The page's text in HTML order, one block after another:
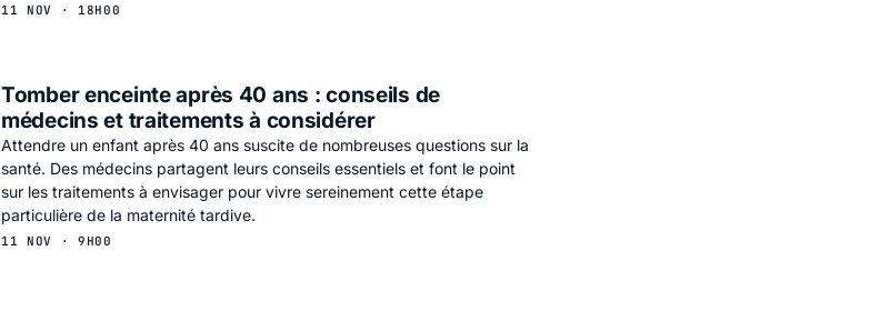
11 NOV · 18H00
Tomber enceinte après 40 ans : conseils de
médecins et traitements à considérer
Attendre un enfant après 40 ans suscite de nombreuses questions sur la
santé. Des médecins partagent leurs conseils essentiels et font le point
sur les traitements à envisager pour vivre sereinement cette étape
particulière de la maternité tardive.
11 NOV · 9H00